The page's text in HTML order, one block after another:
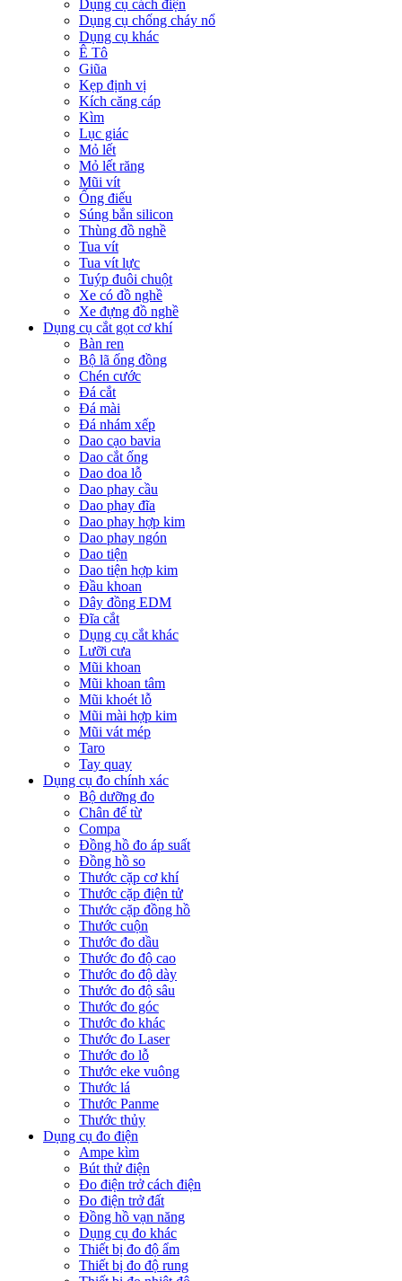
Dụng cụ cách điện
Dụng cụ chống cháy nổ
Dụng cụ khác
Ê Tô
Giũa
Kẹp định vị
Kích căng cáp
Kìm
Lục giác
Mỏ lết
Mỏ lết răng
Mũi vít
Ống điếu
Súng bắn silicon
Thùng đồ nghề
Tua vít
Tua vít lực
Tuýp đuôi chuột
Xe có đồ nghề
Xe đựng đồ nghề
Dụng cụ cắt gọt cơ khí
Bàn ren
Bộ lã ống đồng
Chén cước
Đá cắt
Đá mài
Đá nhám xếp
Dao cạo bavia
Dao cắt ống
Dao doa lỗ
Dao phay cầu
Dao phay đĩa
Dao phay hợp kim
Dao phay ngón
Dao tiện
Dao tiện hợp kim
Đầu khoan
Dây đồng EDM
Đĩa cắt
Dụng cụ cắt khác
Lưỡi cưa
Mũi khoan
Mũi khoan tâm
Mũi khoét lỗ
Mũi mài hợp kim
Mũi vát mép
Taro
Tay quay
Dụng cụ đo chính xác
Bộ dưỡng đo
Chân đế từ
Compa
Đồng hồ đo áp suất
Đồng hồ so
Thước cặp cơ khí
Thước cặp điện tử
Thước cặp đồng hồ
Thước cuộn
Thước đo dầu
Thước đo độ cao
Thước đo độ dày
Thước đo độ sâu
Thước đo góc
Thước đo khác
Thước đo Laser
Thước đo lỗ
Thước eke vuông
Thước lá
Thước Panme
Thước thủy
Dụng cụ đo điện
Ampe kìm
Bút thử điện
Đo điện trở cách điện
Đo điện trở đất
Đồng hồ vạn năng
Dụng cụ đo khác
Thiết bị đo độ ẩm
Thiết bị đo độ rung